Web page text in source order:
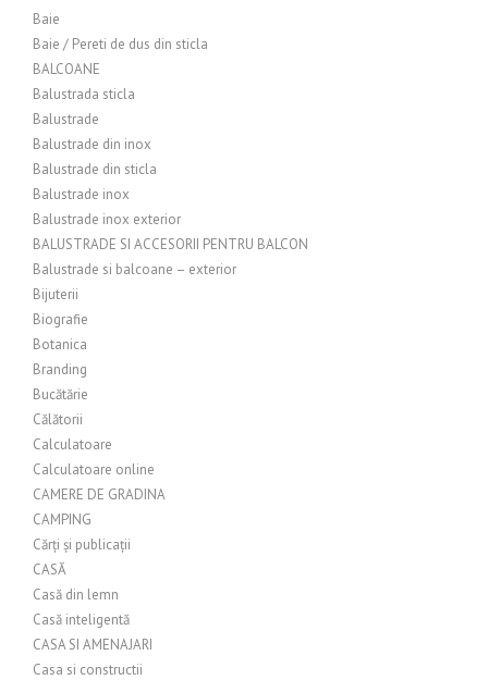
Baie
Baie / Pereti de dus din sticla
BALCOANE
Balustrada sticla
Balustrade
Balustrade din inox
Balustrade din sticla
Balustrade inox
Balustrade inox exterior
BALUSTRADE SI ACCESORII PENTRU BALCON
Balustrade si balcoane – exterior
Bijuterii
Biografie
Botanica
Branding
Bucătărie
Călătorii
Calculatoare
Calculatoare online
CAMERE DE GRADINA
CAMPING
Cărți și publicații
CASĂ
Casă din lemn
Casă inteligentă
CASA SI AMENAJARI
Casa si constructii